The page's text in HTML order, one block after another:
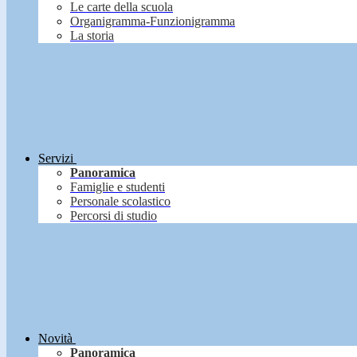
Le carte della scuola
Organigramma-Funzionigramma
La storia
Servizi
Panoramica
Famiglie e studenti
Personale scolastico
Percorsi di studio
Novità
Panoramica